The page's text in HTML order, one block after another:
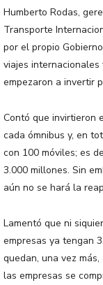
Humberto Rodas,
Transporte
por el propio
viajes
empezaron a invertir
Contó que invirtieron
cada ómnibus y, en
con 100 móviles; es
3.000 millones. Sin
aún no se hará la
Lamentó que ni
empresas ya tengan
quedan, una vez
las empresas se